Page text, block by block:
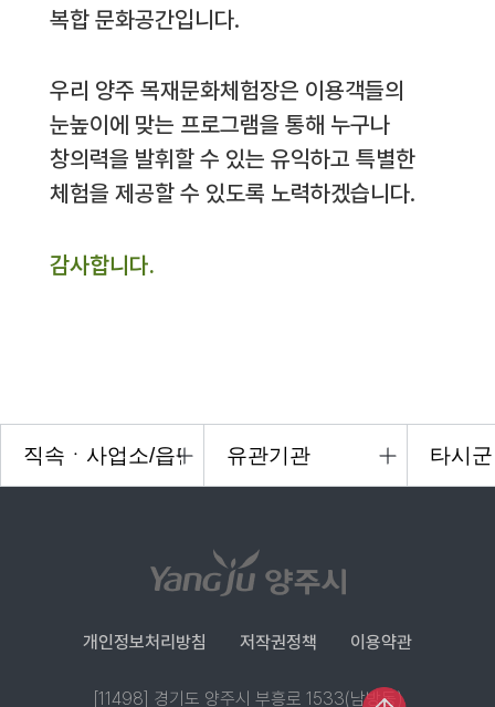
복합 문화공간입니다.
우리 양주 목재문화체험장은 이용객들의
눈높이에 맞는 프로그램을 통해 누구나
창의력을 발휘할 수 있는 유익하고 특별한
체험을 제공할 수 있도록 노력하겠습니다.
감사합니다.
개인정보처리방침 저작권정책 이용약관
[11498] 경기도 양주시 부흥로 1533(남방동)